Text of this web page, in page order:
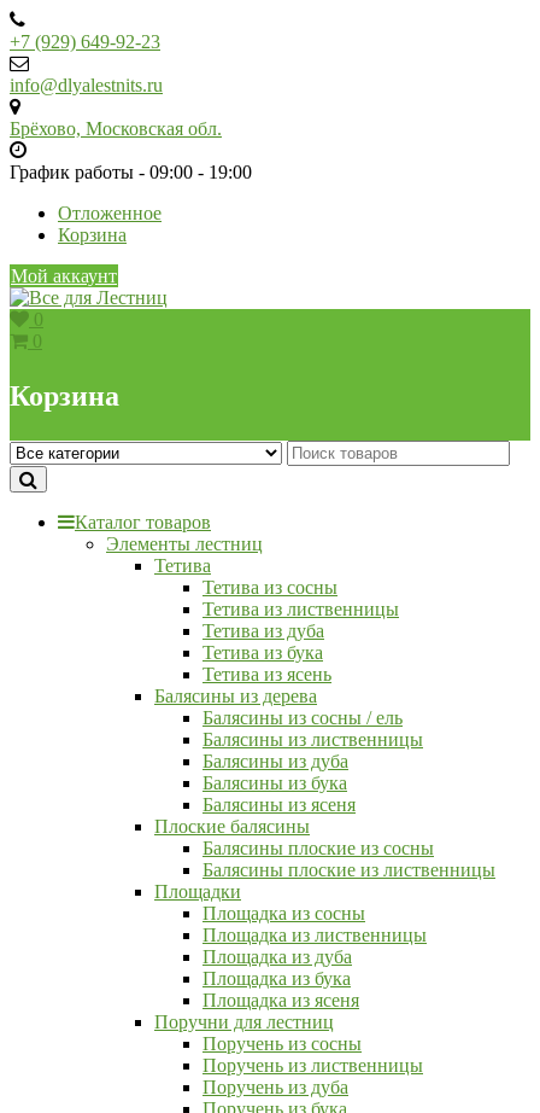
Skip
to
content
+7 (929) 649-92-23
info@dlyalestnits.ru
Брёхово, Московская обл.
График работы - 09:00 - 19:00
Отложенное
Корзина
Мой аккаунт
0
0
Корзина
Каталог товаров
Элементы лестниц
Тетива
Тетива из сосны
Тетива из лиственницы
Тетива из дуба
Тетива из бука
Тетива из ясень
Балясины из дерева
Балясины из сосны / ель
Балясины из лиственницы
Балясины из дуба
Балясины из бука
Балясины из ясеня
Плоские балясины
Балясины плоские из сосны
Балясины плоские из лиственницы
Площадки
Площадка из сосны
Площадка из лиственницы
Площадка из дуба
Площадка из бука
Площадка из ясеня
Поручни для лестниц
Поручень из сосны
Поручень из лиственницы
Поручень из дуба
Поручень из бука